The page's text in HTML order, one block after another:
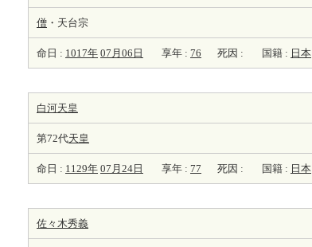
僧 ・天台宗
命日 : 1017年 07月06日 享年 : 76 死因 : 国籍 : 日本
白河天皇
第72代天皇
命日 : 1129年 07月24日 享年 : 77 死因 : 国籍 : 日本
佐々木秀義